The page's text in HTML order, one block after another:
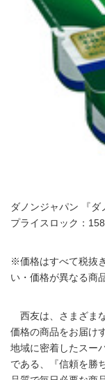
ダノンジャパン 『
プライスロック：
※価格はすべて税抜
い・価格が異なる商
西友は、さまざま
価格の商品をお届け
地域に密着したスー
である、『信頼を勝